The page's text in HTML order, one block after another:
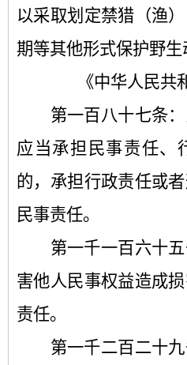
以采取划定禁猎（渔
期等其他形式保护野生
《中华人民共
第一百八十七条
应当承担民事责任、
的，承担行政责任或
民事责任。
第一千一百六十
害他人民事权益造成
责任。
第一千二百二十